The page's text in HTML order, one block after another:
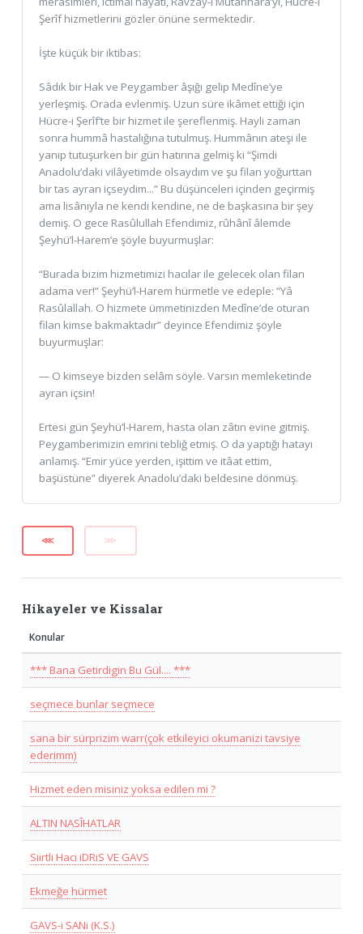
Şerîf hizmetlerini gözler önüne sermektedir.
İşte küçük bir iktibas:
Sâdık bir Hak ve Peygamber âşığı gelip Medîne’ye
yerleşmiş. Orada evlenmiş. Uzun süre ikâmet ettiği için
Hücre-i Şerîf’te bir hizmet ile şereflenmiş. Hayli zaman
sonra hummâ hastalığına tutulmuş. Hummânın ateşi ile
yanıp tutuşurken bir gün hatırına gelmiş ki “Şimdi
Anadolu’daki vilâyetimde olsaydım ve şu filan yoğurttan
bir tas ayran içseydim...” Bu düşünceleri içinden geçirmiş
ama lisânıyla ne kendi kendine, ne de başkasına bir şey
demiş. O gece Rasûlullah Efendimiz, rûhânî âlemde
Şeyhü’l-Harem’e şöyle buyurmuşlar:
“Burada bizim hizmetimizi hacılar ile gelecek olan filan
adama ver!” Şeyhü’l-Harem hürmetle ve edeple: “Yâ
Rasûlallah. O hizmete ümmetinizden Medîne’de oturan
filan kimse bakmaktadır” deyince Efendimiz şöyle
buyurmuşlar:
— O kimseye bizden selâm söyle. Varsın memleketinde
ayran içsin!
Ertesi gün Şeyhü’l-Harem, hasta olan zâtın evine gitmiş.
Peygamberimizin emrini tebliğ etmiş. O da yaptığı hatayı
anlamış. “Emir yüce yerden, işittim ve itâat ettim,
başüstüne” diyerek Anadolu’daki beldesine dönmüş.
⋘ ⋙
Hikayeler ve Kissalar
Konular
*** Bana Getirdigin Bu Gül.... ***
seçmece bunlar seçmece
sana bir sürprizim warr(çok etkileyici okumanizi tavsiye
ederimm)
Hizmet eden misiniz yoksa edilen mi ?
ALTIN NASÎHATLAR
Siirtli Haci iDRiS VE GAVS
Ekmeğe hürmet
GAVS-i SANi (K.S.)